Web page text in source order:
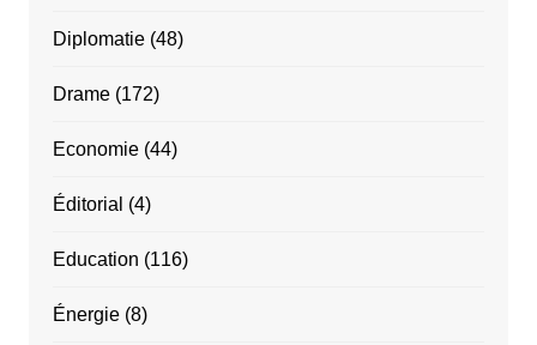
Diplomatie(48)
Drame(172)
Economie(44)
Éditorial (4)
Education (116)
Énergie(8)